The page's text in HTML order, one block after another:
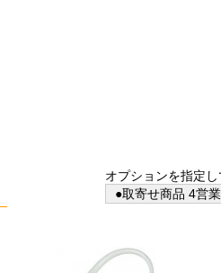
オプションを指定
●取寄せ商品 4営